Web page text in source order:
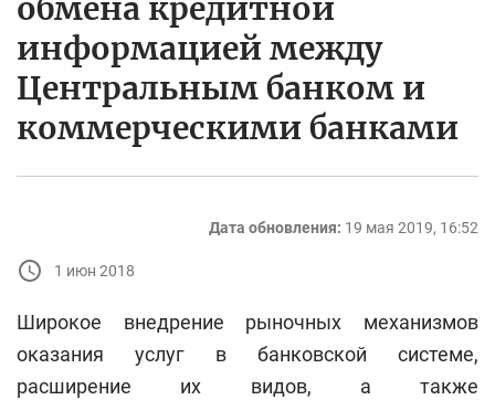
обмена кредитной
информацией между
Центральным банком и
коммерческими банками
Дата обновления: 19 мая 2019, 16:52
1 июн 2018
Широкое внедрение рыночных механизмов
оказания услуг в банковской системе,
расширение их видов, а также